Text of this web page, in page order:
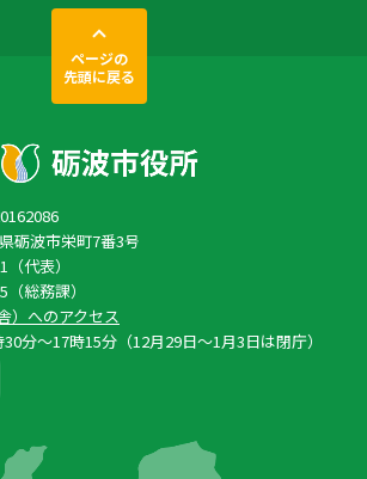
ページの
先頭に戻る
砺波市栄町7番3号
代表）
総務課）
）へのアクセス
分〜17時15分（12月29日〜1月3日は閉庁）